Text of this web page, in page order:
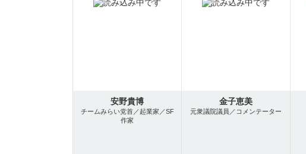
安野貴博
チームみらい党首／起業家／SF
作家
金子恵美
元衆議院議員／コメンテーター